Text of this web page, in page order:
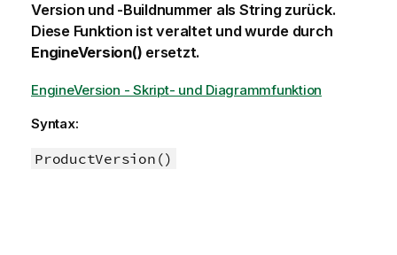
Version und -Buildnummer als String zurück.
Diese Funktion ist veraltet und wurde durch
EngineVersion() ersetzt.
EngineVersion - Skript- und Diagrammfunktion
Syntax:
ProductVersion()